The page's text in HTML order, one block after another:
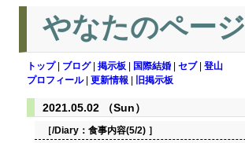
やなたのページ
トップ| ブログ| 掲示板 国際結婚 セブ| 登山
プロフィール| 更新情報 旧掲示板
2021.05.02 （Sun）
［/Diary： 食事内容(5/2) ］